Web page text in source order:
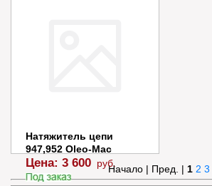
Натяжитель цепи
947,952 Oleo-Mac
Цена: 3 600 руб.Начало | Пред. | 1 2 3